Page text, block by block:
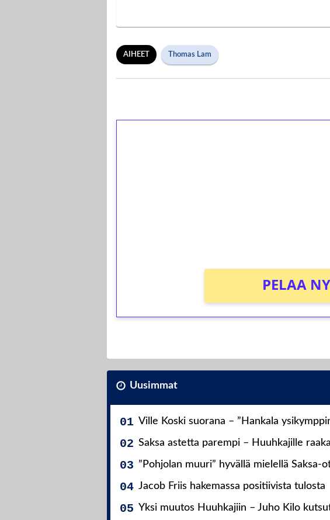
AIHEET Thomas Lam
PELAA
Uusimmat
Ville Koski suorana – ”Hankala
Saksa astetta parempi – Huuhkajille
”Pohjolan muuri” hyvällä mielellä Saksa-
Jacob Friis hakemassa positiivista tulosta
Yksi muutos Huuhkajiin – Juho Kilo